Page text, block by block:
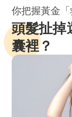
你把握黃金「
頭髮扯掉
囊裡？